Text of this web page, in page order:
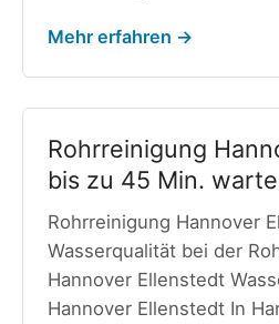
Mehr erfahren →
Rohrreinigung
bis zu 45 Min.
Rohrreinigung Hannover
Wasserqualität bei der
Hannover Ellenstedt
Hannover Ellenstedt In